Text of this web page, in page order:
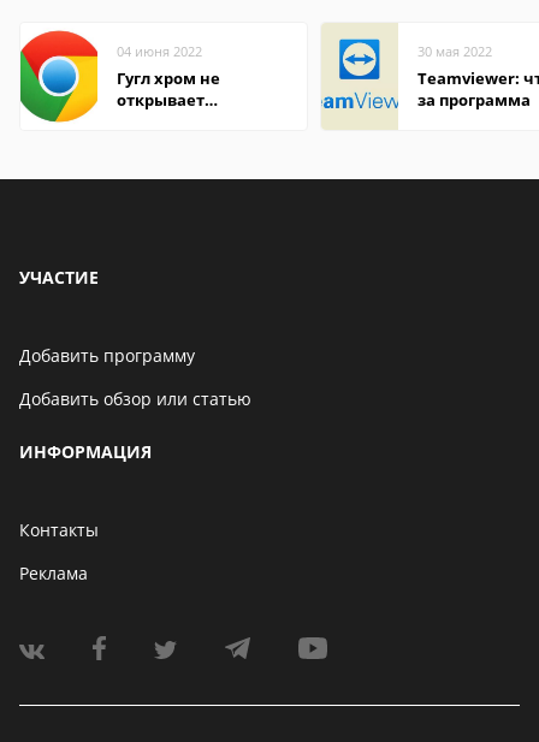
04 июня 2022
Гугл хром не
открывает
30 мая 2022
Teamviewer:
за программа
УЧАСТИЕ
Добавить программу
Добавить обзор или статью
ИНФОРМАЦИЯ
Контакты
Реклама